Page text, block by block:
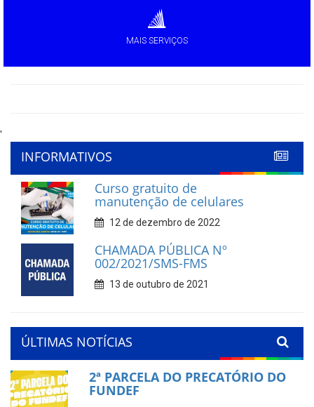
MAIS SERVIÇOS
'
INFORMATIVOS
Curso gratuito de
manutenção de celulares
12 de dezembro de 2022
CHAMADA PÚBLICA Nº
002/2021/SMS-FMS
13 de outubro de 2021
ÚLTIMAS NOTÍCIAS
2ª PARCELA DO PRECATÓRIO DO
FUNDEF